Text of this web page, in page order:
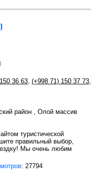
36 63 (+998 71) 150 37 73
район , Олой массив
туристической
правильный выбор,
Мы очень любим
: 27794